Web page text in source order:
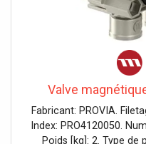
Valve
Fabricant: PROVIA.
Index: PRO4120050.
Poids [kg]: 2. Type de